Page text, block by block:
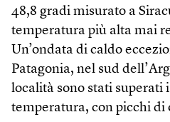
48,8 gradi misurato a
temperatura più alta mai
Un’ondata di caldo
Patagonia, nel sud
località sono stati superati
temperatura, con picchi di